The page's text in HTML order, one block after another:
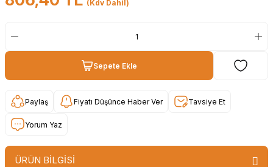
(Kdv Dahil)
Sepete Ekle
Paylaş Fiyatı Düşünce Haber Ver Tavsiye Et
Yorum Yaz
ÜRÜN BİLGİSİ